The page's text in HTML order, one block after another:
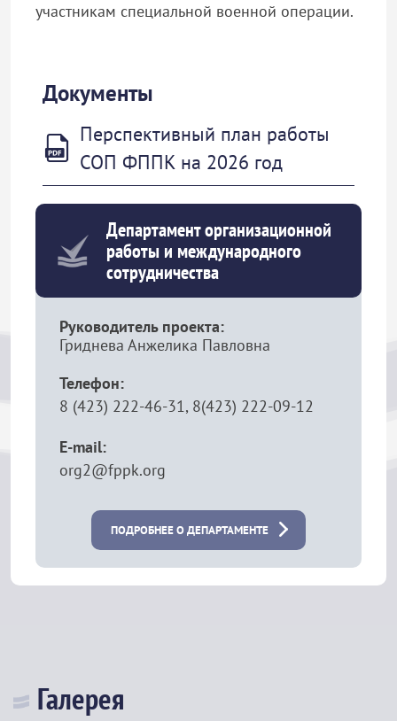
участникам специальной военной операции.
Документы
Перспективный план работы
СОП ФППК на 2026 год
Департамент организационной
работы и международного
сотрудничества
Руководитель проекта:
Гриднева Анжелика Павловна
Телефон:
8 (423) 222-46-31, 8(423) 222-09-12
E-mail:
org2@fppk.org
ПОДРОБНЕЕ О ДЕПАРТАМЕНТЕ
Галерея